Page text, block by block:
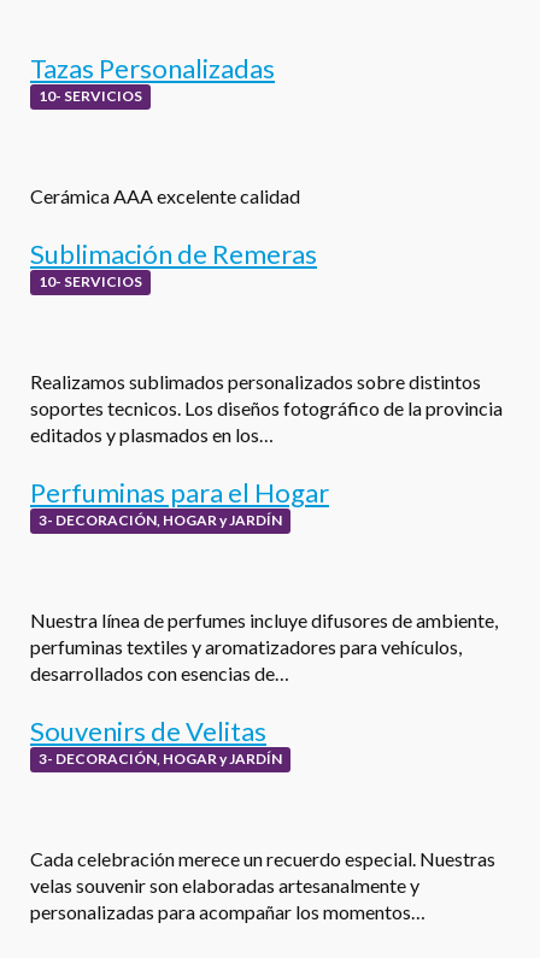
Tazas Personalizadas
10- SERVICIOS
Cerámica AAA excelente calidad
Sublimación de Remeras
10- SERVICIOS
Realizamos sublimados personalizados sobre distintos
soportes tecnicos. Los diseños fotográfico de la provincia
editados y plasmados en los…
Perfuminas para el Hogar
3- DECORACIÓN, HOGAR y JARDÍN
Nuestra línea de perfumes incluye difusores de ambiente,
perfuminas textiles y aromatizadores para vehículos,
desarrollados con esencias de…
Souvenirs de Velitas
3- DECORACIÓN, HOGAR y JARDÍN
Cada celebración merece un recuerdo especial. Nuestras
velas souvenir son elaboradas artesanalmente y
personalizadas para acompañar los momentos…